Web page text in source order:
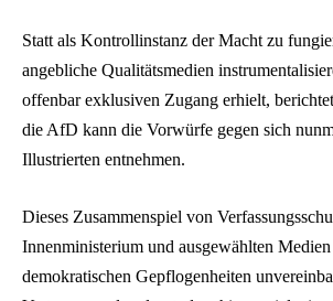
Statt als Kontrollinstanz der Macht zu
angebliche Qualitätsmedien
offenbar exklusiven Zugang erhielt,
die AfD kann die Vorwürfe gegen sich
Illustrierten entnehmen.
Dieses Zusammenspiel von
Innenministerium und ausgewählten
demokratischen Gepflogenheiten